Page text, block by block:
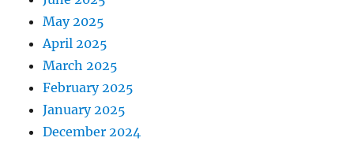
May 2025
April 2025
March 2025
February 2025
January 2025
December 2024